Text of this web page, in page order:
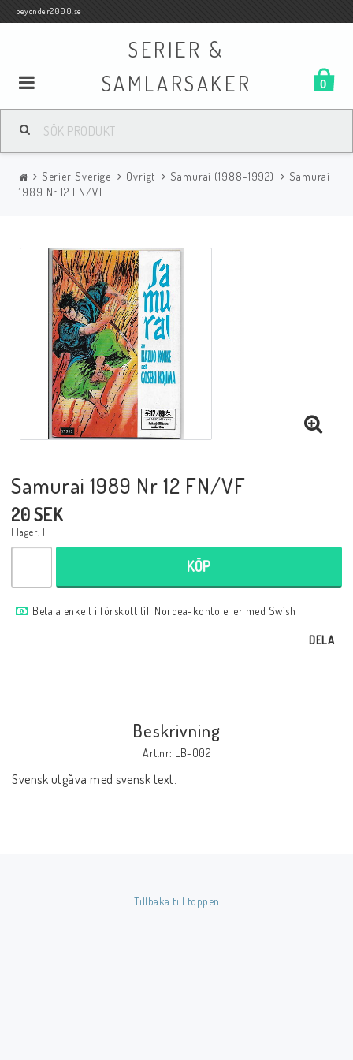
beyonder2000.se
SERIER &
SAMLARSAKER
0
Samlar- och Spelkort
Serier
Böcker
Mynt och Sedlar
Samlartillbehör
Kontaktformulär
Betala enkelt i förskott till konto i Nordea eller med Swish.
Serier Sverige Övrigt Samurai (1988-1992)
Samurai
1989 Nr 12 FN/VF
Samurai 1989 Nr 12 FN/VF
20 SEK
I lager: 1
KÖP
Betala enkelt i förskott till Nordea-konto eller med Swish
DELA
Beskrivning
Art.nr: LB-002
Svensk utgåva med svensk text.
Tillbaka till toppen